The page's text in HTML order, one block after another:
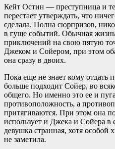
Кейт Остин — преступница и
перестает утверждать, что
сделала. Полна сюрпризов,
в гуще событий. Обычная
приключений на свою пятую
Джеком и Сойером, при этом
она сразу в двоих.
Пока еще не знает кому отдать
больше подходит Сойер, во
общего. Но именно это ее и
противоположность, а
притягиваются. При этом она
использует и Джека и Сойера
девушка странная, хотя особой
не заметила.